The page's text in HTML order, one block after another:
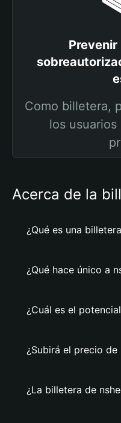
Como billetera,
los
Acerca de la
¿Qué es una
¿Qué hace único a
¿Cuál es el
¿Subirá el precio de
¿La billetera de